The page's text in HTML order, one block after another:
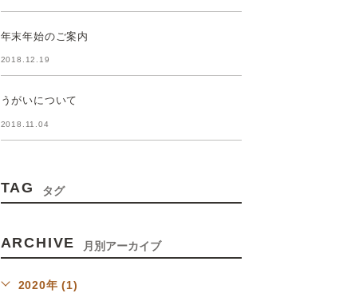
年末年始のご案内
2018.12.19
うがいについて
2018.11.04
TAG タグ
ARCHIVE 月別アーカイブ
2020年 (1)